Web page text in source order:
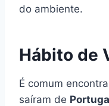
do ambiente.
Hábito de
É comum
saíram de